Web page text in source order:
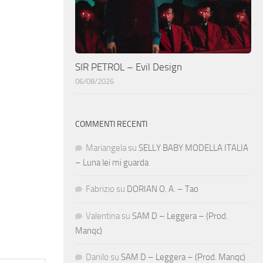
SIR PETROL – Evil Design
06/08/2026
COMMENTI RECENTI
Mariangela su SELLY BABY MODELLA ITALIA
– Luna lei mi guarda
Fabrizio su DORIAN O. A. – Tao
Valentina su SAM D – Leggera – (Prod.
Manqc)
Danilo su SAM D – Leggera – (Prod. Manqc)